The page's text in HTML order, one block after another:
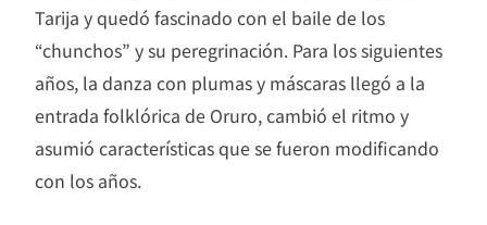
Tarija y quedó fascinado con el baile de los
“chunchos” y su peregrinación. Para los siguientes
años, la danza con plumas y máscaras llegó a la
entrada folklórica de Oruro, cambió el ritmo y
asumió características que se fueron modificando
con los años.